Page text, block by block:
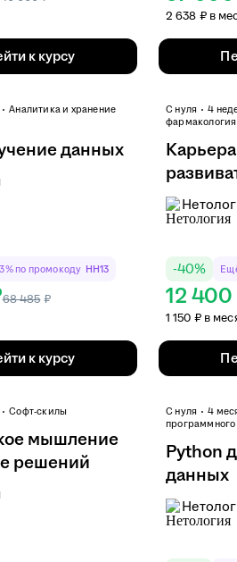
к курсу
2 638 ₽ в
Аналитика и хранение
данных
по промокоду HH13
68 485 ₽
к курсу
С нуля 4
фармакология
оф...
-40%
12 400
1 150 ₽ в
Софт-скилы
мышление
решений
С нуля 4
программного
Python
данных